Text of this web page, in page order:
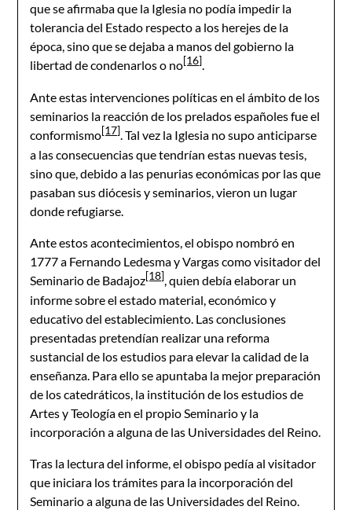
que se afirmaba que la Iglesia no podía impedir la
tolerancia del Estado respecto a los herejes de la
época, sino que se dejaba a manos del gobierno la
libertad de condenarlos o no[16].
Ante estas intervenciones políticas en el ámbito de los
seminarios la reacción de los prelados españoles fue el
conformismo[17]. Tal vez la Iglesia no supo anticiparse
a las consecuencias que tendrían estas nuevas tesis,
sino que, debido a las penurias económicas por las que
pasaban sus diócesis y seminarios, vieron un lugar
donde refugiarse.
Ante estos acontecimientos, el obispo nombró en
1777 a Fernando Ledesma y Vargas como visitador del
Seminario de Badajoz[18], quien debía elaborar un
informe sobre el estado material, económico y
educativo del establecimiento. Las conclusiones
presentadas pretendían realizar una reforma
sustancial de los estudios para elevar la calidad de la
enseñanza. Para ello se apuntaba la mejor preparación
de los catedráticos, la institución de los estudios de
Artes y Teología en el propio Seminario y la
incorporación a alguna de las Universidades del Reino.
Tras la lectura del informe, el obispo pedía al visitador
que iniciara los trámites para la incorporación del
Seminario a alguna de las Universidades del Reino.